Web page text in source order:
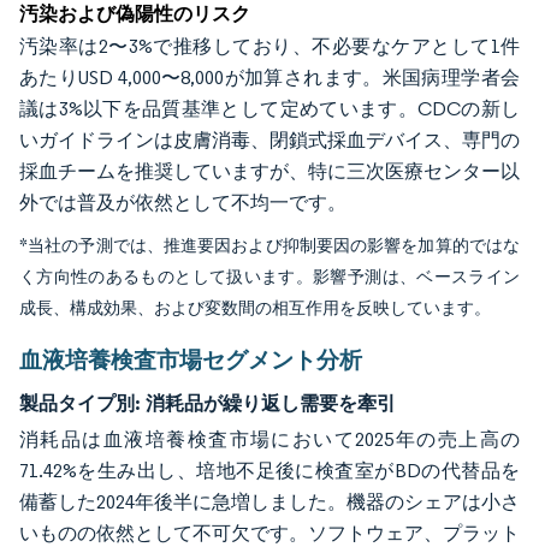
汚染および偽陽性のリスク
汚染率は2〜3%で推移しており、不必要なケアとして1件
あたりUSD 4,000〜8,000が加算されます。米国病理学者会
議は3%以下を品質基準として定めています。CDCの新し
いガイドラインは皮膚消毒、閉鎖式採血デバイス、専門の
採血チームを推奨していますが、特に三次医療センター以
外では普及が依然として不均一です。
*当社の予測では、推進要因および抑制要因の影響を加算的ではな
く方向性のあるものとして扱います。影響予測は、ベースライン
成長、構成効果、および変数間の相互作用を反映しています。
血液培養検査市場セグメント分析
製品タイプ別: 消耗品が繰り返し需要を牽引
消耗品は血液培養検査市場において2025年の売上高の
71.42%を生み出し、培地不足後に検査室がBDの代替品を
備蓄した2024年後半に急増しました。機器のシェアは小さ
いものの依然として不可欠です。ソフトウェア、プラット